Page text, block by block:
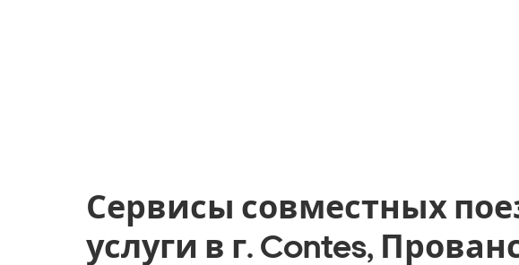
Сервисы совместных
услуги в г. Contes,